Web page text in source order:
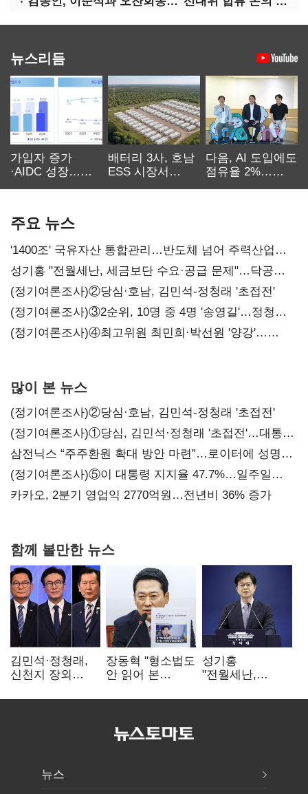
뉴스리듬
가입자 증가
·AIDC 성장…
배터리 3사, 호남
ESS 시장서
다음, AI 도입에도
점유율 2%…
주요 뉴스
'1400조' 국유자산 통합관리…반도체 넘어 주력산업
구조혁신
성기홍 "전월세난, 세금보단 수요·공급 문제"…닥공
시사
(정기여론조사)②당심·호남, 김민석-정청래 '초접전'
(정기여론조사)③2순위, 10명 중 4명 '송영길'…정청래
'한 자릿수'
(정기여론조사)④최고위원 최민희·박선원 '양강'…
많이 본 뉴스
(정기여론조사)②당심·호남, 김민석-정청래 '초접전'
(정기여론조사)①당심, 김민석·정청래 '초접전'…대통령
지지도 '50% 아래로'(종합)
삼전닉스 “주주환원 확대 방안 마련”…로이터에 성명
보내
(정기여론조사)⑤이 대통령 지지율 47.7%…일주일
만에 다시 40%대
카카오, 2분기 영업익 2770억원…전년비 36% 증가
함께 볼만한 뉴스
김민석·정청래,
신천지 장외
"호남 계몽 규탄"
장동혁 "형소법도
안 읽어 본
속도로 무너질
성기홍
"전월세난,
공급 문제"…닥공
뉴스